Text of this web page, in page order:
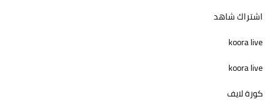
اشتراك شاهد
koora live
koora live
كورة لايف